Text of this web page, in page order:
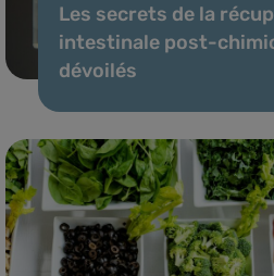
Les secrets de la
intestinale post-
dévoilés